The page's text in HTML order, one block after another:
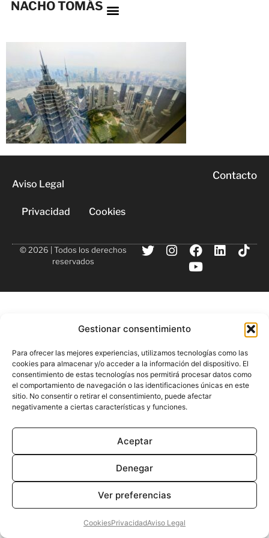
Gestionar consentimiento
Para ofrecer las mejores experiencias, utilizamos tecnologías como las
cookies para almacenar y/o acceder a la información del dispositivo. El
consentimiento de estas tecnologías nos permitirá procesar datos como
el comportamiento de navegación o las identificaciones únicas en este
sitio. No consentir o retirar el consentimiento, puede afectar
negativamente a ciertas características y funciones.
Aceptar
Denegar
Ver preferencias
CookiesPrivacidadAviso Legal
NACHO TOMÁS
Aviso Legal
Privacidad Cookies
Contacto
© 2026 | Todos los derechos
reservados